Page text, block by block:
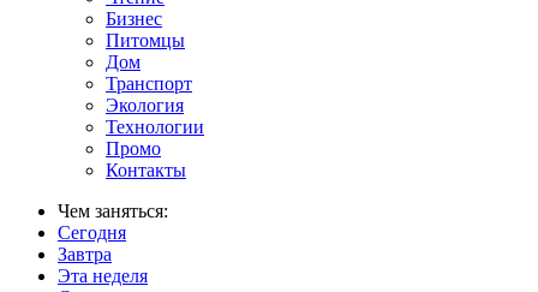
Бизнес
Питомцы
Дом
Транспорт
Экология
Технологии
Промо
Контакты
Чем заняться:
Сегодня
Завтра
Эта неделя